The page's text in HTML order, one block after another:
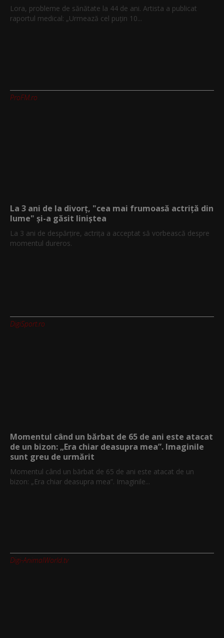
Lora, probleme de sănătate la 44 de ani. Artista a publicat
raportul medical: „Urmează cel puțin 10...
ProFM.ro
La 3 ani de la divorț, "cea mai frumoasă actriță din
lume" și-a găsit liniștea
La 3 ani de despărțire, actrița a acceptat să vorbească despre
momentul dureros.
DigiSport.ro
Momentul când un bărbat de 65 de ani este atacat
de un bizon: „Era chiar deasupra mea”. Imaginile
sunt greu de urmărit
Momentul când un bărbat de 65 de ani este atacat de un
bizon: „Era chiar deasupra mea”. Imaginile...
Digi-AnimalWorld.tv